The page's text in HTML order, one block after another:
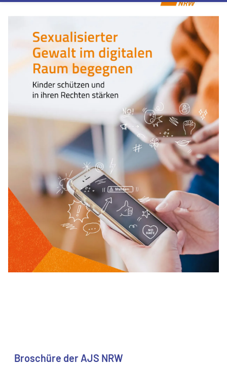
Broschüre der AJS NRW